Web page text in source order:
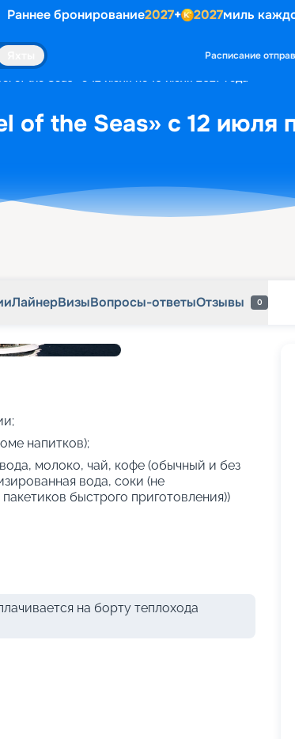
Раннее бронирование2027+ 2027миль
Расписание
of the Seas» с 12 июля по 16 июля 2027 года
of the Seas» с 12 июля
ЛайнерВизыВопросы-ответыОтзывы 0
напитков);
молоко, чай, кофе (обычный и без
вода, соки (не
быстрого приготовления))
на борту теплохода